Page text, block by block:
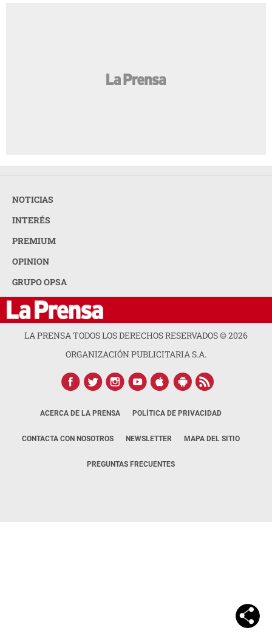
NOTICIAS
INTERÉS
PREMIUM
OPINION
GRUPO OPSA
LA PRENSA TODOS LOS DERECHOS RESERVADOS ©2026
ORGANIZACIÓN PUBLICITARIA S.A.
ACERCA DE LA PRENSA POLÍTICA DE PRIVACIDAD
CONTACTA CON NOSOTROS NEWSLETTER MAPA DEL SITIO
PREGUNTAS FRECUENTES